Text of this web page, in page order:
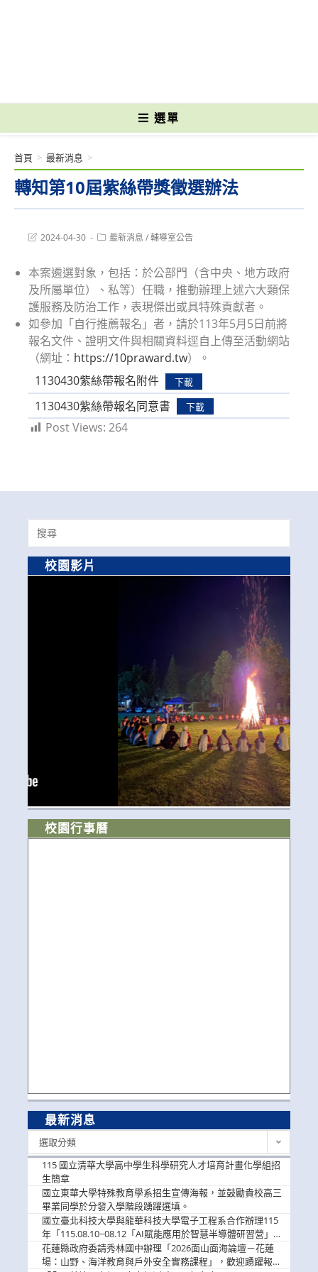
選單
轉知第10屆紫絲帶獎徵選辦法
首頁 > 最新消息 >
Post2024-04-30
Post最新消息 /輔導室公告
本案遴選對象，包括：於公部門（含中央、地方政府
及所屬單位）、私等）任職，推動辦理上述六大類保
護服務及防治工作，表現傑出或具特殊貢獻者。
如參加「自行推薦報名」者，請於113年5月5日前將
報名文件、證明文件與相關資料逕自上傳至活動網站
（網址： https://10praward.tw）。
1130430紫絲帶報名附件
下載
1130430紫絲帶報名同意書 下載
Post Views: 264
Search
for:
校園影片
校園行事曆
最新消息
選取分類
115 國立清華大學高中學生科學研究人才培育計畫化學組招
生簡章
國立東華大學特殊教育學系招生宣傳海報，並鼓勵貴校高三
畢業同學於分發入學階段踴躍選填。
國立臺北科技大學與龍華科技大學電子工程系合作辦理115
年「115.08.10~08.12「AI賦能應用於智慧半導體研習營」，
歡迎學生踴躍報名參加
花蓮縣政府委請秀林國中辦理「2026面山面海論壇－花蓮
場：山野、海洋教育與戶外安全實務課程」，歡迎踴躍報名